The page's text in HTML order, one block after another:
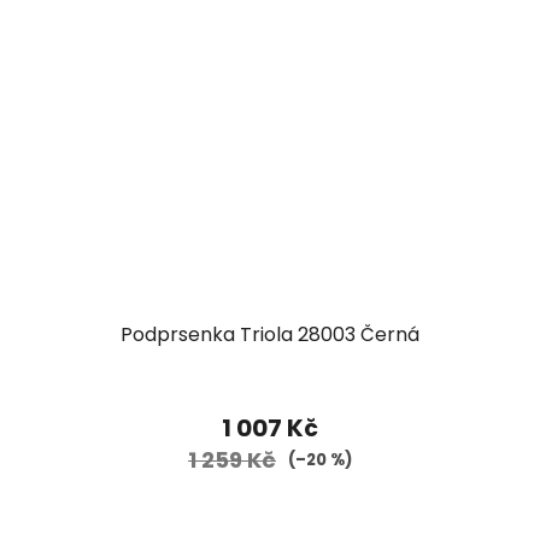
Podprsenka Triola 28003 Černá
1 007 Kč
1 259 Kč (–20 %)